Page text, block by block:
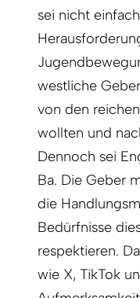
sei nicht
westliche
von den
wollten und
Dennoch sei
Ba. Die Geber
die
Bedürfnisse
respektieren.
wie X, TikTok